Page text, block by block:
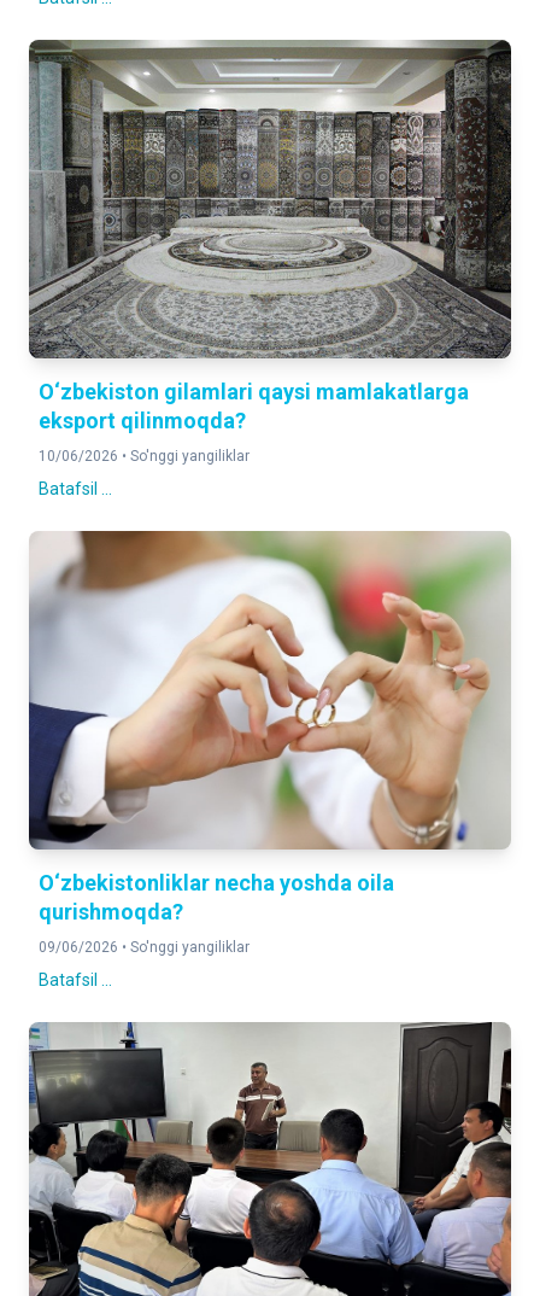
O‘zbekiston gilamlari qaysi mamlakatlarga
eksport qilinmoqda?
10/06/2026 • So'nggi yangiliklar
Batafsil ...
O‘zbekistonliklar necha yoshda oila
qurishmoqda?
09/06/2026 • So'nggi yangiliklar
Batafsil ...